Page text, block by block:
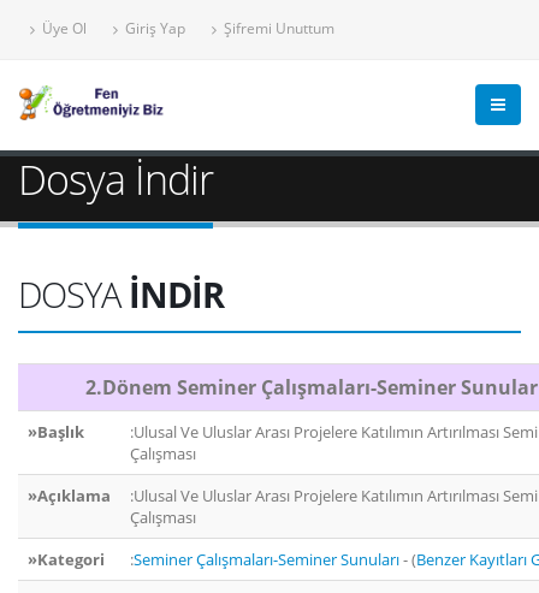
Üye Ol Giriş Yap Şifremi Unuttum
Dosya İndir
DOSYAİNDİR
2.Dönem Seminer Çalışmaları-Seminer
»Başlık
:Ulusal Ve Uluslar Arası Projelere Katılımın Artırılması
Çalışması
»Açıklama
:Ulusal Ve Uluslar Arası Projelere Katılımın Artırılması
Çalışması
»Kategori
:Seminer Çalışmaları-Seminer Sunuları- (Benzer Kayıtları